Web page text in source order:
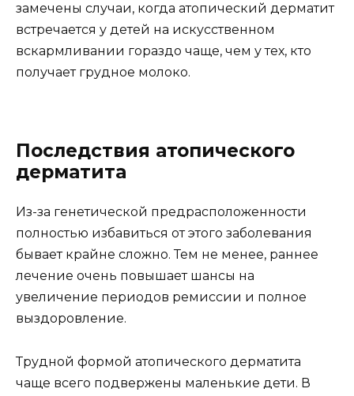
замечены случаи, когда атопический дерматит
встречается у детей на искусственном
вскармливании гораздо чаще, чем у тех, кто
получает грудное молоко.
Последствия атопического
дерматита
Из-за генетической предрасположенности
полностью избавиться от этого заболевания
бывает крайне сложно. Тем не менее, раннее
лечение очень повышает шансы на
увеличение периодов ремиссии и полное
выздоровление.
Трудной формой атопического дерматита
чаще всего подвержены маленькие дети. В